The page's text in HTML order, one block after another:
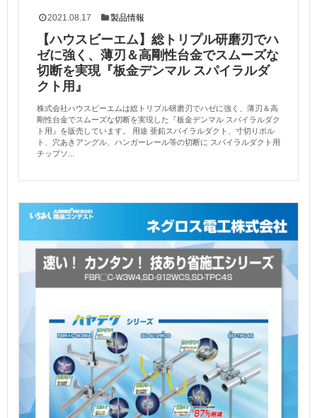
2021.08.17 製品情報
【ハウスビーエム】総トリプル研磨刃でハ
ゼに強く、薄刃＆高剛性台金でスムーズな
切断を実現『板金デンマル スパイラルダ
クト用』
株式会社ハウスビーエムは総トリプル研磨刃でハゼに強く、薄刃＆高
剛性台金でスムーズな切断を実現した『板金デンマル スパイラルダク
ト用』を販売しています。 用途 亜鉛スパイラルダクト、寸切りボル
ト、穴あきアングル、ハンガーレール等の切断に スパイラルダクト用
チップソ...